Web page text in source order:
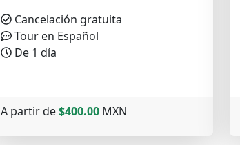
Cancelación gratuita
Tour en Español
De 1 día
A partir de$400.00 MXN